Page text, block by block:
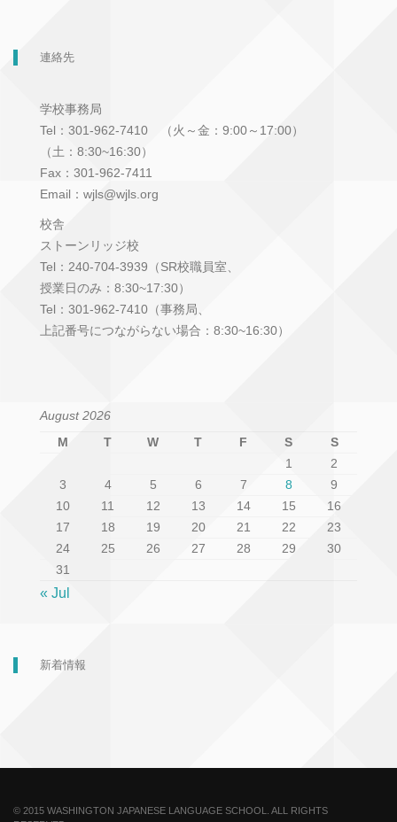
連絡先
学校事務局
Tel：301-962-7410 （火～金：9:00～17:00）
（土：8:30~16:30）
Fax：301-962-7411
Email：wjls@wjls.org
校舎
ストーンリッジ校
Tel：240-704-3939（SR校職員室、
授業日のみ：8:30~17:30）
Tel：301-962-7410（事務局、
上記番号につながらない場合：8:30~16:30）
August 2026
M
T W T F S
S
1
2
3
4 5 6 7 8
9
10
11 12 13 14 15
16
17
18 19 20 21 22
23
24
25 26 27 28 29
30
31
« Jul
新着情報
© 2015 WASHINGTON JAPANESE LANGUAGE SCHOOL. ALL RIGHTS